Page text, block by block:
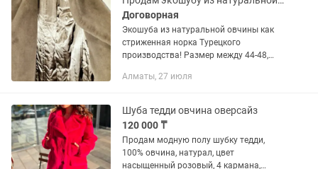
Договорная
Экошуба из натуральной овчины как
стриженная норка Турецкого
производства! Размер между 44-48,
очень большая. Шуба идеальная и
Цвет...
Алматы, 27 июля
Шуба тедди овчина оверсайз
120 000 ₸
Продам модную полу шубку тедди,
100% овчина, натурал, цвет
насыщенный розовый, 4 кармана,